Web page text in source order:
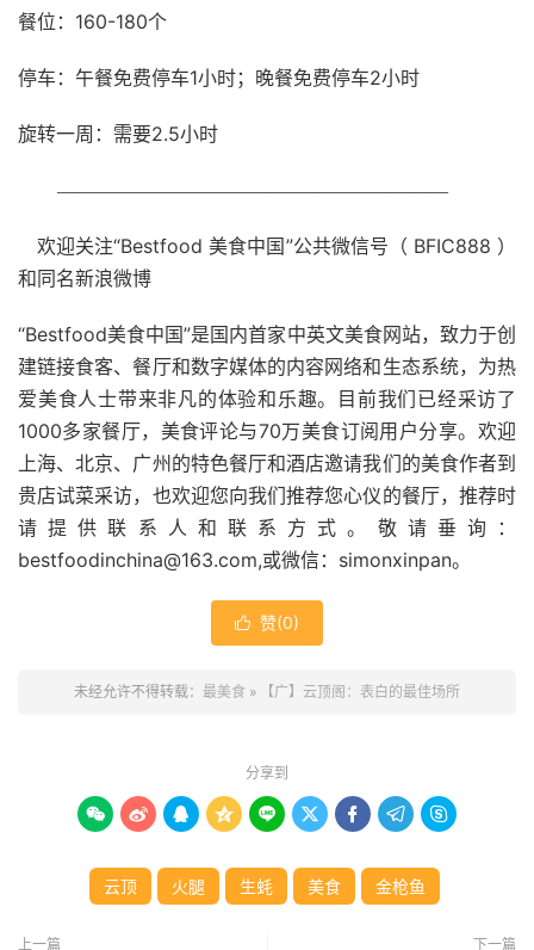
餐位： 160-180个
停车：午餐免费停车1小时；晚餐免费停车2小时
旋转一周：需要2.5小时
———————————–—————————
欢迎关注“Bestfood 美食中国”公共微信号（ BFIC888 ）
和同名新浪微博
“Bestfood美食中国”是国内首家中英文美食网站，致力于创
建链接食客、餐厅和数字媒体的内容网络和生态系统，为热
爱美食人士带来非凡的体验和乐趣。目前我们已经采访了
1000多家餐厅，美食评论与70万美食订阅用户分享。欢迎
上海、北京、广州的特色餐厅和酒店邀请我们的美食作者到
贵店试菜采访，也欢迎您向我们推荐您心仪的餐厅，推荐时
请提供联系人和联系方式。敬请垂询：
bestfoodinchina@163.com,或微信：simonxinpan。
 赞(0)
未经允许不得转载： 最美食 » 【广】云顶阁：表白的最佳场所
分享到
        
云顶 火腿 生蚝 美食 金枪鱼
上一篇 下一篇